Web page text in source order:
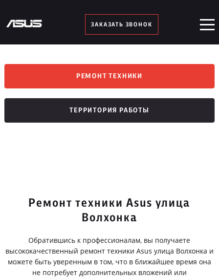
ЗАКАЗАТЬ ЗВОНОК
РЕМОНТ ТЕХНИКИ
ТЕРРИТОРИЯ РАБОТЫ
Ремонт техники Asus улица
Волхонка
Обратившись к профессионалам, вы получаете
высококачественный ремонт техники Asus улица Волхонка и
можете быть уверенным в том, что в ближайшее время она
не потребует дополнительных вложений или